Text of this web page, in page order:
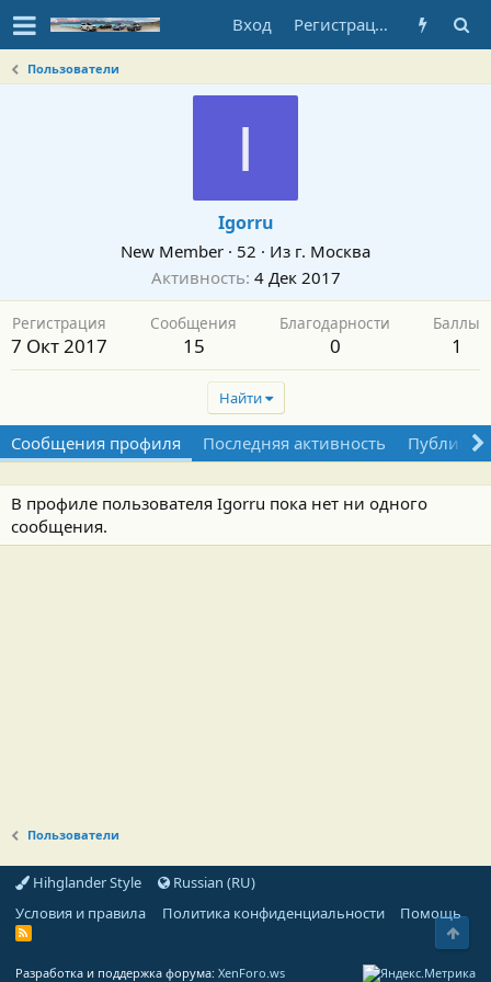
Вход Регистрация
Пользователи
I
Igorru
New Member · 52 · Из г. Москва
Активность 4 Дек 2017
Регистрация
7 Окт 2017
Сообщения
15
Благодарности
0
Баллы
1
Найти
Сообщения профиля Последняя активность
В профиле пользователя Igorru пока нет ни одного
сообщения.
Пользователи
Hihglander Style
Russian (RU)
Условия и правила
Политика конфиденциальности Помощь
R
Разработка и поддержка форума: XenForo.ws